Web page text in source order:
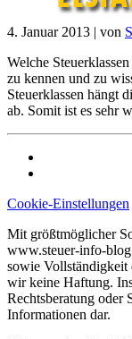
4. Januar 2013 | von
Welche
zu kennen und zu
Steuerklassen hängt
ab. Somit ist es sehr
Cookie-Einstellungen
Mit größtmöglicher
www.steuer-info-
sowie Vollständigkeit
wir keine Haftung.
Rechtsberatung oder
Informationen dar.